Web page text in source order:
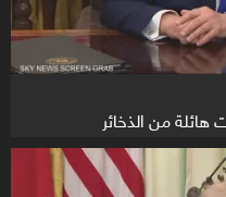
هائلة من الذخائر